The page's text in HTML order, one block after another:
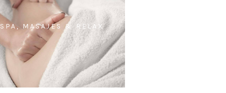
SPA, MASAJES & RELAX